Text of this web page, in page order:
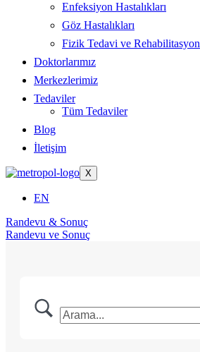
Enfeksiyon Hastalıkları
Göz Hastalıkları
Fizik Tedavi ve Rehabilitasyon
Doktorlarımız
Merkezlerimiz
Tedaviler
Tüm Tedaviler
Blog
İletişim
X
EN
Randevu & Sonuç
Randevu ve Sonuç